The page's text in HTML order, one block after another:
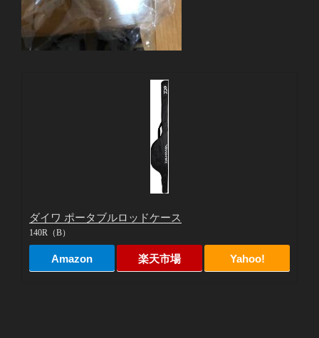
ダイワ ポータブルロッドケース
140R（B）
Amazon 楽天市場 Yahoo!